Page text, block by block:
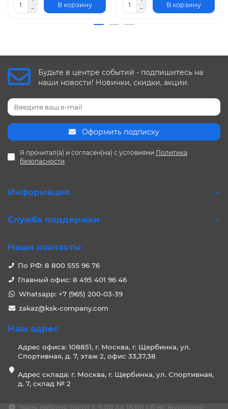
В корзину В корзину
Будьте в центре событий - подпишитесь на
наши новости! Новинки, скидки, акции.
Оформить подписку
Я прочитал(а) и согласен(на) с условиями Политика
безопасности
Информация
Служба поддержки
Наши контакты
По РФ: 8 800 555 96 76
Главный офис: 8 495 401 96 46
Whatsapp: +7 (965) 200-03-39
zakaz@ksk-company.com
Наш адрес
Адрес офиса: 108851, г. Москва, г. Щербинка, ул.
Спортивная, д. 7, этаж 2, офис 33,37,38
Адрес склада: г. Москва, г. Щербинка, ул. Спортивная,
д. 7, склад № 2
Часы работы: пн-пт с 9.00 до 18.00 сб-вс выходной